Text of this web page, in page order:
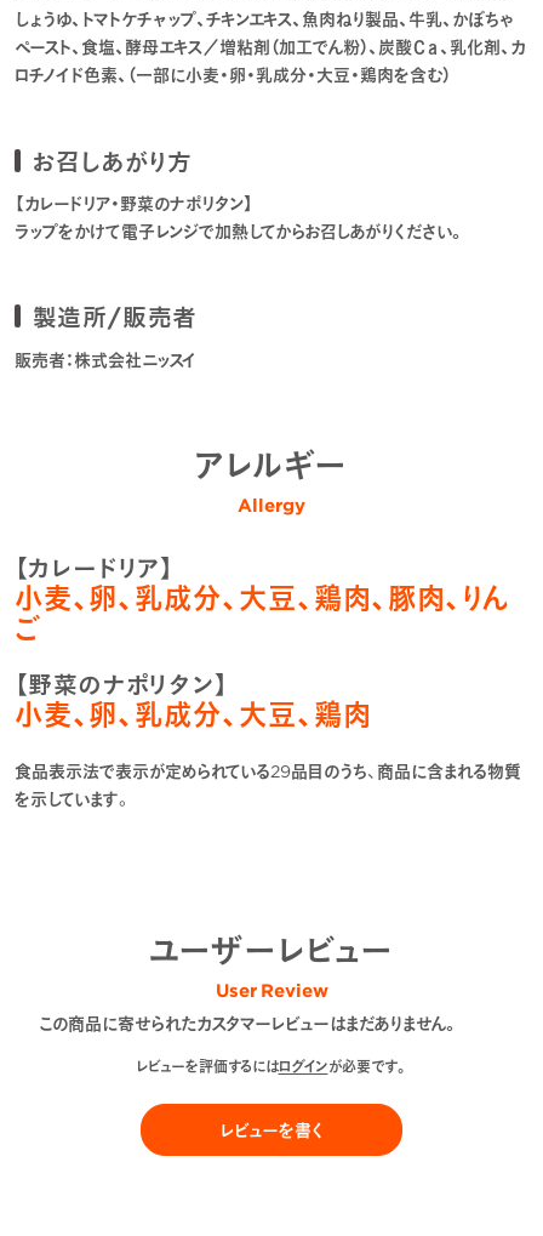
しょうゆ、トマトケチャップ、チキンエキス、魚肉ねり製品、牛乳、かぼちゃ
ペースト、食塩、酵母エキス／増粘剤（加工でん粉）、炭酸Ｃａ、乳化剤、カ
ロチノイド色素、（一部に小麦・卵・乳成分・大豆・鶏肉を含む）
お召しあがり方
【カレードリア・野菜のナポリタン】
ラップをかけて電子レンジで加熱してからお召しあがりください。
製造所/販売者
販売者：株式会社ニッスイ
アレルギー
Allergy
【カレードリア】
小麦、卵、乳成分、大豆、鶏肉、豚肉、りん
ご
【野菜のナポリタン】
小麦、卵、乳成分、大豆、鶏肉
食品表示法で表示が定められている29品目のうち、商品に含まれる物質
を示しています。
ユーザーレビュー
User Review
この商品に寄せられたカスタマーレビューはまだありません。
レビューを評価するにはログインが必要です。
レビューを書く